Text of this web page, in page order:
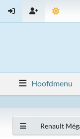
Hoofdmenu
Renault